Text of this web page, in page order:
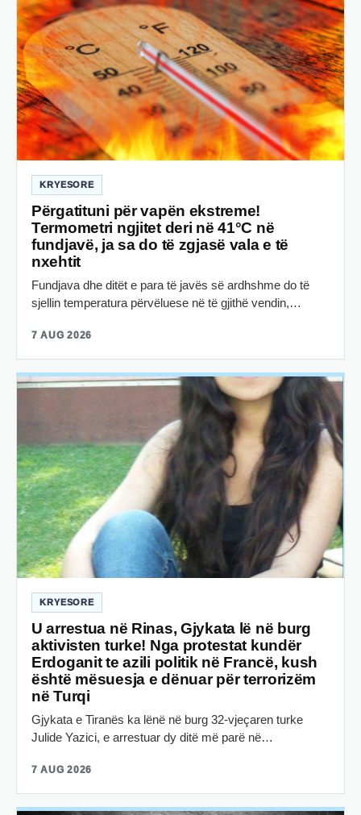
KRYESORE
Përgatituni për vapën ekstreme!
Termometri ngjitet deri në 41°C në
fundjavë, ja sa do të zgjasë vala e të
nxehtit
Fundjava dhe ditët e para të javës së ardhshme do të
sjellin temperatura përvëluese në të gjithë vendin,…
7 AUG 2026
KRYESORE
U arrestua në Rinas, Gjykata lë në burg
aktivisten turke! Nga protestat kundër
Erdoganit te azili politik në Francë, kush
është mësuesja e dënuar për terrorizëm
në Turqi
Gjykata e Tiranës ka lënë në burg 32-vjeçaren turke
Julide Yazici, e arrestuar dy ditë më parë në…
7 AUG 2026